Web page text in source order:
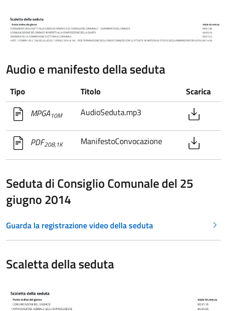
Audio e manifesto della seduta
Tipo Titolo
Scarica
MPGA10M AudioSeduta.mp3
PDF208,1K ManifestoConvocazione
Seduta di Consiglio Comunale del 25
giugno 2014
Guarda la registrazione video della seduta
Scaletta della seduta